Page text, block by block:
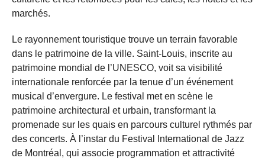
marchés.
Le rayonnement touristique trouve un terrain favorable
dans le patrimoine de la ville. Saint‑Louis, inscrite au
patrimoine mondial de l’UNESCO, voit sa visibilité
internationale renforcée par la tenue d’un événement
musical d’envergure. Le festival met en scène le
patrimoine architectural et urbain, transformant la
promenade sur les quais en parcours culturel rythmés par
des concerts. À l’instar du Festival International de Jazz
de Montréal, qui associe programmation et attractivité